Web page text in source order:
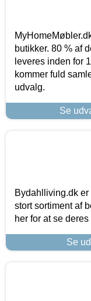
butikker. 80 % af
leveres inden for
kommer fuld
udvalg.
Se
Bydahlliving.dk er
stort sortiment af
her for at se
Se